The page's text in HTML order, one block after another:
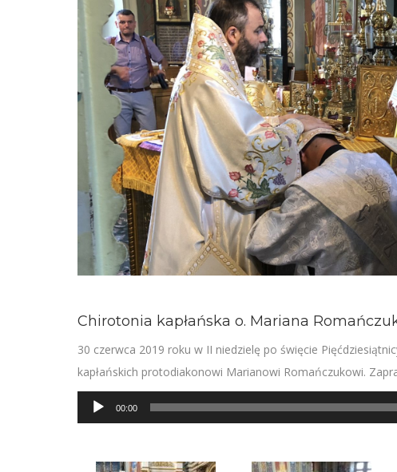
Chirotonia kapłańska o. Mariana
30 czerwca 2019 roku w II niedzielę po święcie
kapłańskich protodiakonowi Marianowi Romańczukowi.
Odtwarzacz
plików
00:00